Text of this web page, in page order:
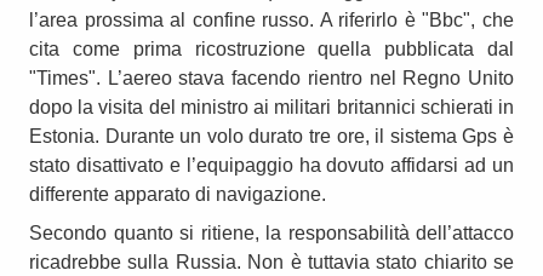
l’area prossima al confine russo. A riferirlo è "Bbc", che
cita come prima ricostruzione quella pubblicata dal
"Times". L’aereo stava facendo rientro nel Regno Unito
dopo la visita del ministro ai militari britannici schierati in
Estonia. Durante un volo durato tre ore, il sistema Gps è
stato disattivato e l’equipaggio ha dovuto affidarsi ad un
differente apparato di navigazione.
Secondo quanto si ritiene, la responsabilità dell’attacco
ricadrebbe sulla Russia. Non è tuttavia stato chiarito se